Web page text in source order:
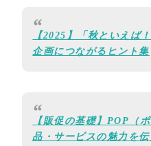
【2025】「秋といえば
企画につながるヒント集
【販促の基礎】POP（
品・サービスの魅力を